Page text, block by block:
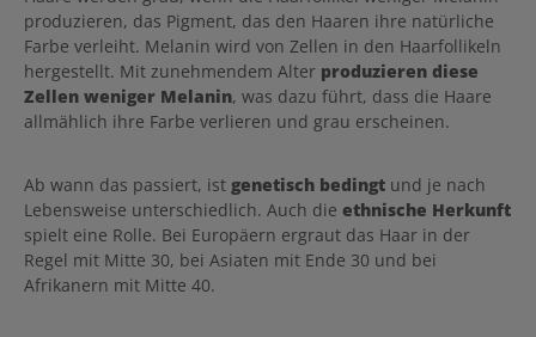
produzieren, das Pigment, das den Haaren ihre natürliche
Farbe verleiht. Melanin wird von Zellen in den Haarfollikeln
hergestellt. Mit zunehmendem Alter produzieren diese
Zellen weniger Melanin, was dazu führt, dass die Haare
allmählich ihre Farbe verlieren und grau erscheinen.
Ab wann das passiert, ist genetisch bedingt und je nach
Lebensweise unterschiedlich. Auch die ethnische Herkunft
spielt eine Rolle. Bei Europäern ergraut das Haar in der
Regel mit Mitte 30, bei Asiaten mit Ende 30 und bei
Afrikanern mit Mitte 40.